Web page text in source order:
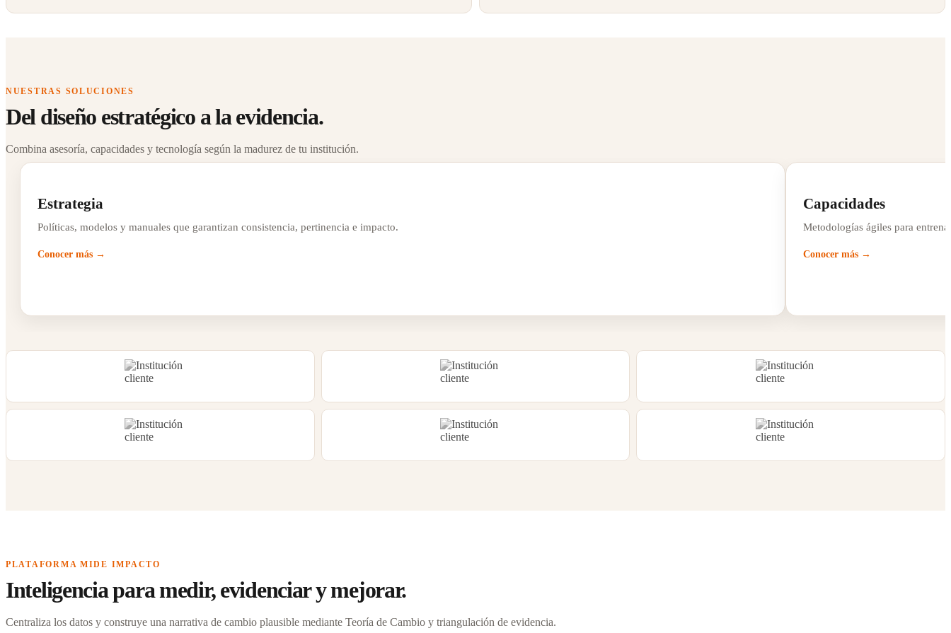
NUESTRAS SOLUCIONES
Del diseño estratégico a la evidencia.
Combina asesoría, capacidades y tecnología según la madurez de tu institución.
Estrategia
Políticas, modelos y manuales que garantizan consistencia, pertinencia e impacto.
Conocer más →
Capacidades
Metodologías ágiles para
Conocer más →
PLATAFORMA MIDE IMPACTO
Inteligencia para medir, evidenciar y mejorar.
Centraliza los datos y construye una narrativa de cambio plausible mediante Teoría de Cambio y triangulación de evidencia.